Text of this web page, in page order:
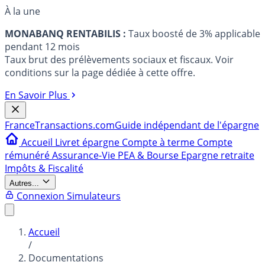
À la une
MONABANQ RENTABILIS : Taux boosté de 3% applicable
pendant 12 mois
Taux brut des prélèvements sociaux et fiscaux. Voir
conditions sur la page dédiée à cette offre.
En Savoir Plus
FranceTransactions.comGuide indépendant de l'épargne
Accueil Livret épargne Compte à terme Compte
rémunéréAssurance-Vie PEA & Bourse Epargne retraite
Impôts & Fiscalité
Autres...
Connexion Simulateurs
Accueil
/
Documentations